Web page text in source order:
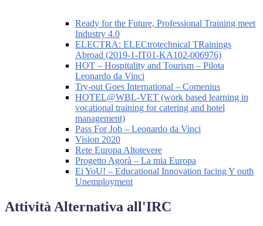
Ready for the Future, Professional Training meet
Industry 4.0
ELECTRA: ELECtrotechnical TRainings
Abroad (2019-1-IT01-KA102-006976)
HOT – Hospitality and Tourism – Pilota
Leonardo da Vinci
Try-out Goes International – Comenius
HOTEL@WBL-VET (work based learning in
vocational training for catering and hotel
management)
Pass For Job – Leonardo da Vinci
Vision 2020
Rete Europa Altotevere
Progetto Agorà – La mia Europa
Ei YoU! – Educational Innovation facing Y outh
Unemployment
Attività Alternativa all'IRC